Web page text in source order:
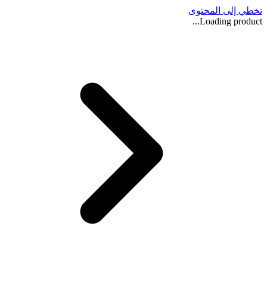
تخطي إلى المحتوى
Loading product...